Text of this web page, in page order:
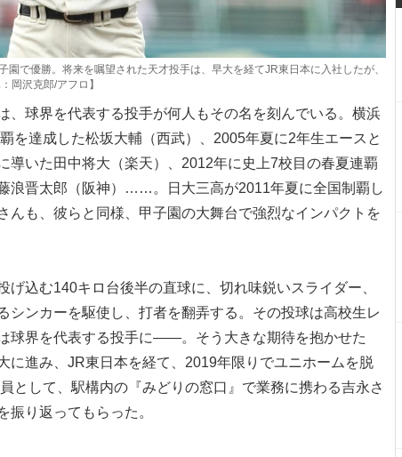
園で優勝。将来を嘱望された天才投手は、早大を経てJR東日本に入社したが、
岡沢克郎/アフロ】
球界を代表する投手が何人もその名を刻んでいる。横浜
を達成した松坂大輔（西武）、2005年夏に2年生エースと
導いた田中将大（楽天）、2012年に史上7校目の春夏連覇
浪晋太郎（阪神）……。日大三高が2011年夏に全国制覇し
んも、彼らと同様、甲子園の大舞台で強烈なインパクトを
込む140キロ台後半の直球に、切れ味鋭いスライダー、
シンカーを駆使し、打者を翻弄する。その投球は高校生レ
球界を代表する投手に――。そう大きな期待を抱かせた
に進み、JR東日本を経て、2019年限りでユニホームを脱
として、駅構内の『みどりの窓口』で業務に携わる吉永さ
振り返ってもらった。